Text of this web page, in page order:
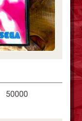
50000